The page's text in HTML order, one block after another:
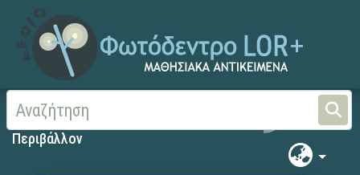
Αρχική Περιβάλλον Search
Περιβάλλον